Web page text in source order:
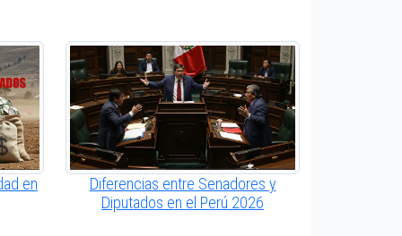
en
Diferencias entre Senadores y
Diputados en el Perú 2026